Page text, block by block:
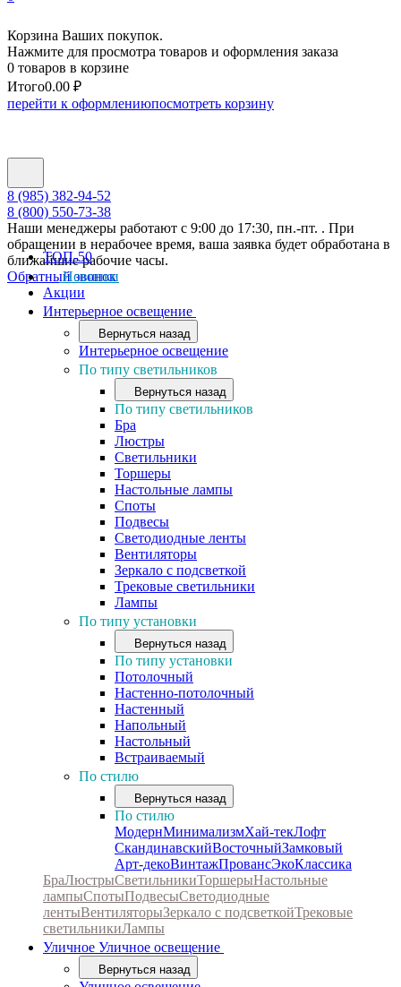
Корзина Ваших покупок.
Нажмите для просмотра товаров и оформления заказа
0 товаров в корзине
Итого0.00 ₽
перейти к оформлениюпосмотреть корзину
8 (985) 382-94-52
8 (800) 550-73-38
Наши менеджеры работают с 9:00 до 17:30, пн.-пт. . При
обращении в нерабочее время, ваша заявка будет обработана в
ближайшие рабочие часы.
Обратный звонок
ТОП-50
Новинки
Акции
Интерьерное освещение
Вернуться назад
Интерьерное освещение
По типу светильников
Вернуться назад
По типу светильников
Бра
Люстры
Светильники
Торшеры
Настольные лампы
Споты
Подвесы
Светодиодные ленты
Вентиляторы
Зеркало с подсветкой
Трековые светильники
Лампы
По типу установки
Вернуться назад
По типу установки
Потолочный
Настенно-потолочный
Настенный
Напольный
Настольный
Встраиваемый
По стилю
Вернуться назад
По стилю
МодернМинимализмХай-текЛофт
СкандинавскийВосточныйЗамковый
Арт-декоВинтажПровансЭкоКлассика
БраЛюстрыСветильникиТоршерыНастольные
лампыСпотыПодвесыСветодиодные
лентыВентиляторыЗеркало с подсветкойТрековые
светильникиЛампы
Уличное Уличное освещение
Вернуться назад